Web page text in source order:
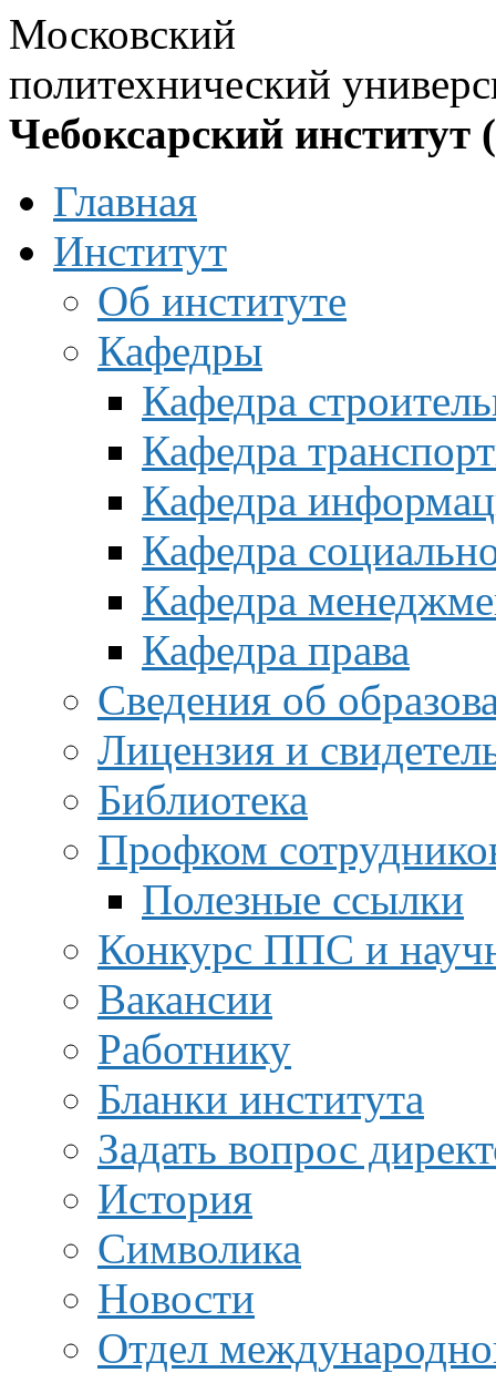
Московский
политехнический
Чебоксарский институт
Главная
Институт
Об институте
Кафедры
Кафедра
Кафедра
Кафедра
Кафедра
Кафедра
Кафедра права
Сведения об
Лицензия и
Библиотека
Профком
Полезные ссылки
Конкурс ППС и
Вакансии
Работнику
Бланки института
Задать вопрос
История
Символика
Новости
Отдел